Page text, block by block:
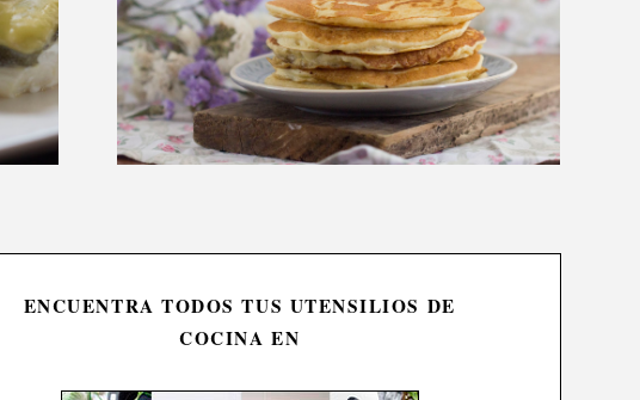
ENCUENTRA TODOS TUS UTENSILIOS DE
COCINA EN